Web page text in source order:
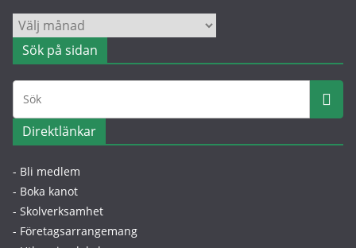
Nyheter
efter
datum
Sök på sidan
Direktlänkar
- Bli medlem
- Boka kanot
- Skolverksamhet
- Företagsarrangemang